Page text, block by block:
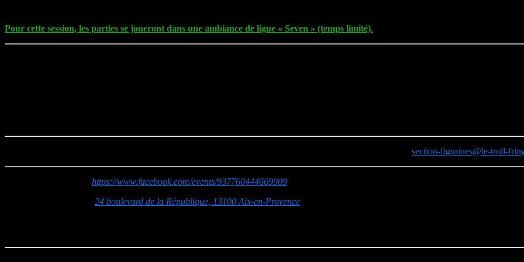
Pour cette session, les parties se joueront dans une ambiance de ligue « Seven » (temps limité).
section-figurines@le-troll-
https://www.facebook.com/events/937760444669909
24 boulevard de la République, 13100 Aix-en-Provence